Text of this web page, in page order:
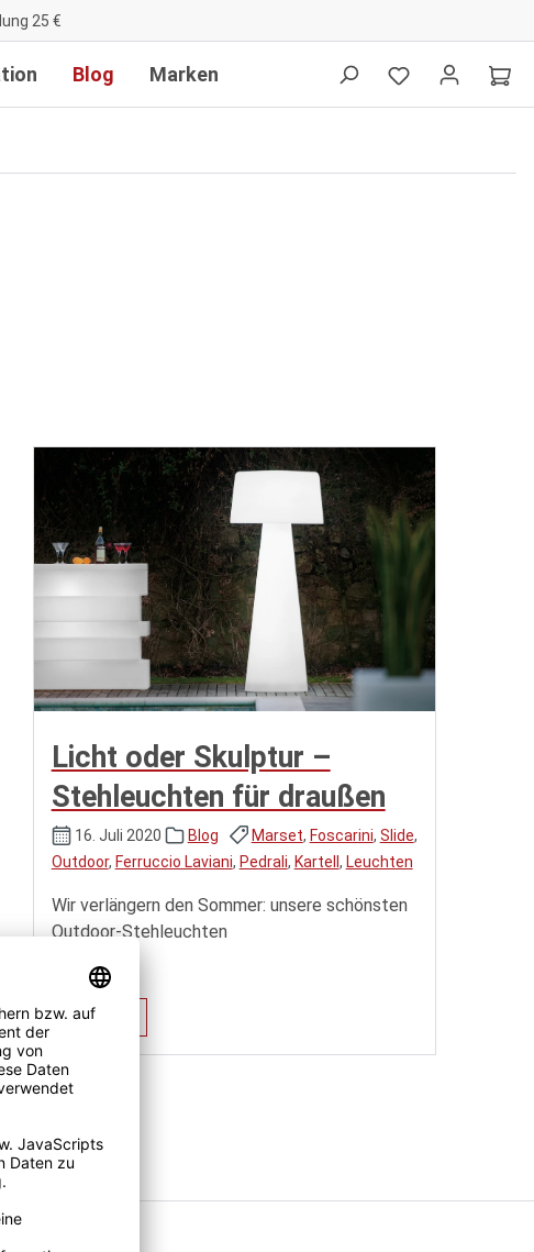
25 €
Blog Marken
Licht oder Skulptur –
Stehleuchten für draußen
16. Juli 2020 Blog Marset, Foscarini, Slide,
Outdoor, Ferruccio Laviani, Pedrali, Kartell , Leuchten
Wir verlängern den Sommer: unsere schönsten
Outdoor-Stehleuchten
Mehr...